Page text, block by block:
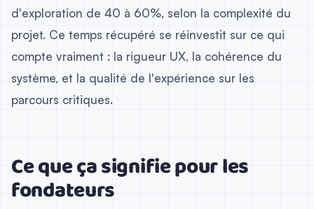
d'exploration de 40 à 60%, selon la complexité du
projet. Ce temps récupéré se réinvestit sur ce qui
compte vraiment : la rigueur UX, la cohérence du
système, et la qualité de l'expérience sur les
parcours critiques.
Ce que ça signifie pour les
fondateurs